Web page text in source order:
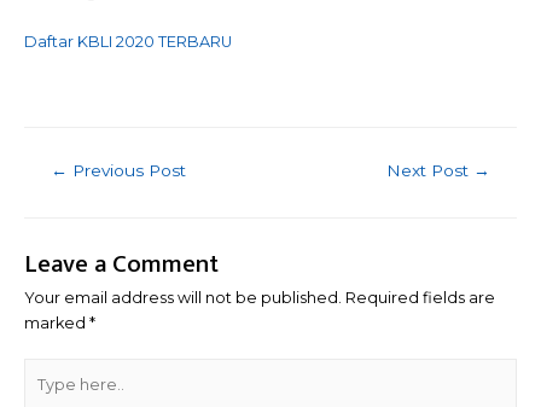
Daftar KBLI 2020 TERBARU
Post
← Previous Post Next Post →
Leave a Comment
Your email address will not be published. Required fields are
marked *
here..